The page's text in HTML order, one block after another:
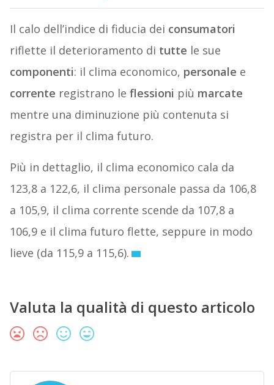
Il calo dell’indice di fiducia dei consumatori
riflette il deterioramento di tutte le sue
componenti: il clima economico, personale e
corrente registrano le flessioni più marcate
mentre una diminuzione più contenuta si
registra per il clima futuro.
Più in dettaglio, il clima economico cala da
123,8 a 122,6, il clima personale passa da 106,8
a 105,9, il clima corrente scende da 107,8 a
106,9 e il clima futuro flette, seppure in modo
lieve (da 115,9 a 115,6).
Valuta la qualità di questo articolo